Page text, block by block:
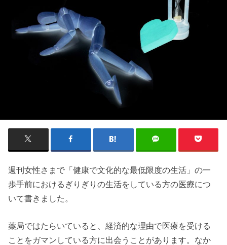
週刊女性さまで「健康で文化的な最低限度の生活」の一
歩手前におけるぎりぎりの生活をしている方の医療につ
いて書きました。
薬局ではたらいていると、経済的な理由で医療を受ける
ことをガマンしている方に出会うことがあります。なか